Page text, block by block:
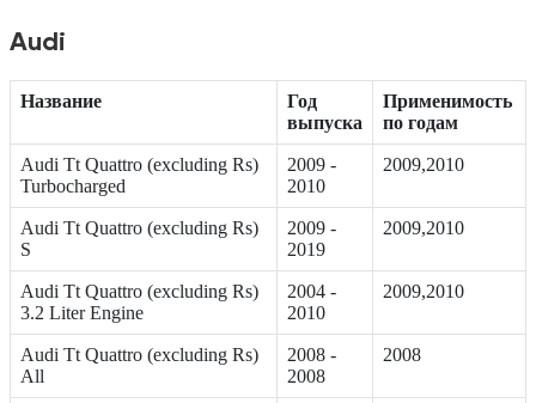
Audi
Название
Год
выпуска
Применимость
по годам
Audi Tt Quattro (excluding Rs)
Turbocharged
2009 -
2010
2009,2010
Audi Tt Quattro (excluding Rs)
S
2009 -
2019
2009,2010
Audi Tt Quattro (excluding Rs)
3.2 Liter Engine
2004 -
2010
2009,2010
Audi Tt Quattro (excluding Rs)
All
2008 -
2008
2008